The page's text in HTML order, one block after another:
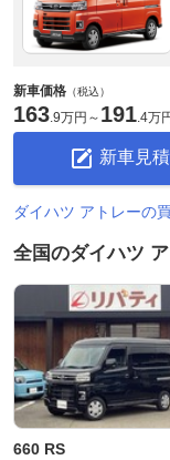
新車価格 （税込）
163.9万円 ～ 191.4万
新車見積
ダイハツ アトレーの
全国のダイハツ
660 RS